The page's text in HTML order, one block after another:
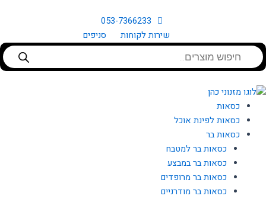
053-7366233
שירות לקוחות
סניפים
Products
search
כסאות
כסאות לפינת אוכל
כסאות בר
כסאות בר למטבח
כסאות בר במבצע
כסאות בר מרופדים
כסאות בר מודרניים